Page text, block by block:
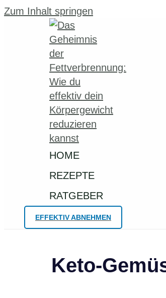
Zum Inhalt springen
HOME
REZEPTE
RATGEBER
EFFEKTIV ABNEHMEN
Keto-